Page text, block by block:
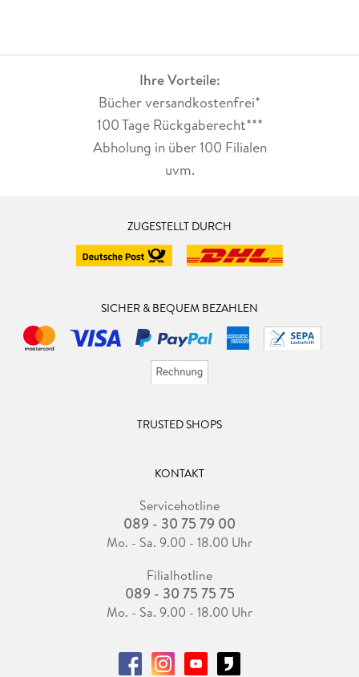
Ihre Vorteile:
Bücher versandkostenfrei*
100 Tage Rückgaberecht***
Abholung in über 100 Filialen
uvm.
ZUGESTELLT DURCH
SICHER & BEQUEM BEZAHLEN
TRUSTED SHOPS
KONTAKT
Servicehotline
089 - 30 75 79 00
Mo. - Sa. 9.00 - 18.00 Uhr
Filialhotline
089 - 30 75 75 75
Mo. - Sa. 9.00 - 18.00 Uhr